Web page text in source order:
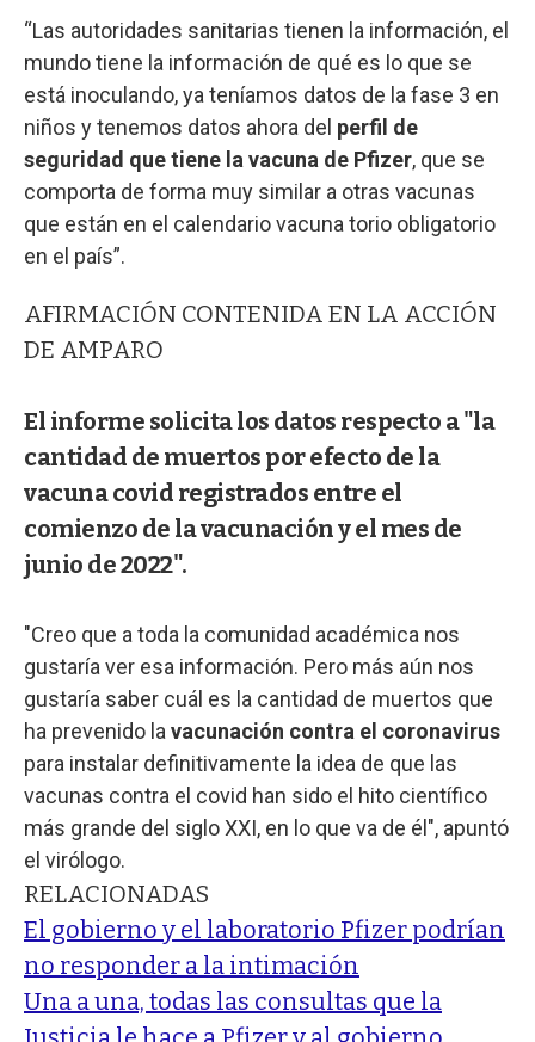
“Las autoridades sanitarias tienen la información, el
mundo tiene la información de qué es lo que se
está inoculando, ya teníamos datos de la fase 3 en
niños y tenemos datos ahora del perfil de
seguridad que tiene la vacuna de Pfizer, que se
comporta de forma muy similar a otras vacunas
que están en el calendario vacuna torio obligatorio
en el país”.
AFIRMACIÓN CONTENIDA EN LA ACCIÓN
DE AMPARO
El informe solicita los datos respecto a "la
cantidad de muertos por efecto de la
vacuna covid registrados entre el
comienzo de la vacunación y el mes de
junio de 2022".
"Creo que a toda la comunidad académica nos
gustaría ver esa información. Pero más aún nos
gustaría saber cuál es la cantidad de muertos que
ha prevenido la vacunación contra el coronavirus
para instalar definitivamente la idea de que las
vacunas contra el covid han sido el hito científico
más grande del siglo XXI, en lo que va de él", apuntó
el virólogo.
RELACIONADAS
El gobierno y el laboratorio Pfizer podrían
no responder a la intimación
Una a una, todas las consultas que la